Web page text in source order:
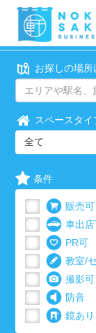
お探しの場所
スペースタイ
全て
条件
販売可
車出
PR可
教室/
撮影可
防音
鏡あり